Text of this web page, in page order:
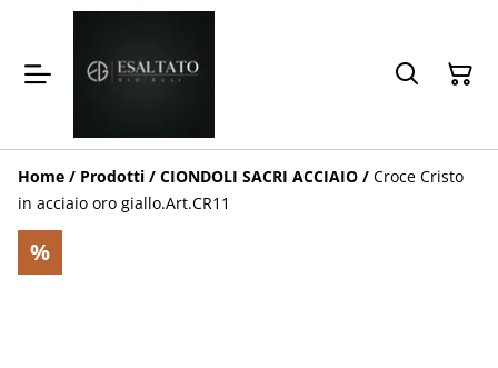
Home / Prodotti / CIONDOLI SACRI ACCIAIO / Croce Cristo
in acciaio oro giallo.Art.CR11
%